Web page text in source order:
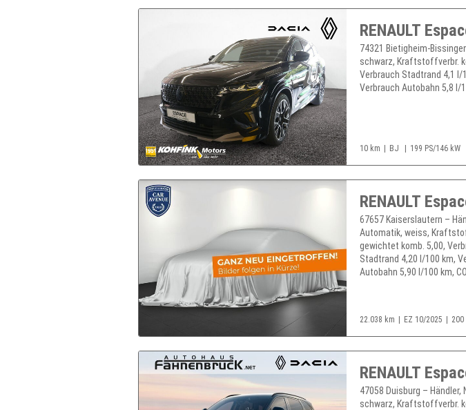
RENAULT
74321 Bietigheim-
schwarz, Kraftstoffverbr.
Verbrauch Stadtrand 4,1 l/
Verbrauch Autobahn 5,8 l/
10 km BJ 199 PS/146 kW
67657 Kaiserslautern –
Automatik, weiss,
gewichtet komb. 5,00,
Stadtrand 4,20 l/100 km,
Autobahn 5,90 l/100 km,
22.038 km EZ 10/2025 200
47058 Duisburg – Händler,
schwarz, Kraftstoffverbr.